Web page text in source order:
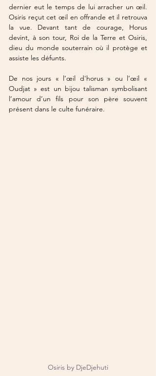
dernier eut le temps de lui arracher un œil.
Osiris reçut cet œil en offrande et il retrouva
la vue. Devant tant de courage, Horus
devint, à son tour, Roi de la Terre et Osiris,
dieu du monde souterrain où il protège et
assiste les défunts.
De nos jours « l’œil d'horus » ou l’œil «
Oudjat » est un bijou talisman symbolisant
l’amour d’un fils pour son père souvent
présent dans le culte funéraire.
Osiris by DjeDjehuti